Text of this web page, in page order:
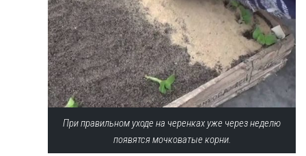
При правильном уходе на черенках уже через неделю
появятся мочковатые корни.